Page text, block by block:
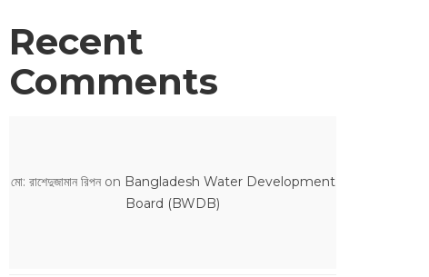
Recent
Comments
মো: রাশেদুজামান রিপনon Bangladesh Water Development
Board (BWDB)